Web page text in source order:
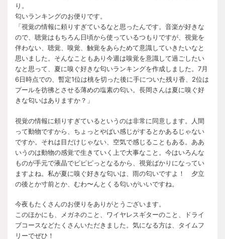
り。
匂いランキングのお便りです。
「視覚の情報に頼りすぎているなと思ったんです。音楽が好きな
ので、聴覚はもちろん日頃から使っているつもりですが、視覚を
伴わない、聴覚、嗅覚、触覚をあらためて意識していきたいなと
思いました。そんなこともあり今週は嗅覚を意識して過ごしたい
なと思って、夏に嗅ぐ好きな匂いランキングを作成しました。7月
6日時点での、暫定1位は桃を切った後に手についた残り香、2位は
プールを彷彿とさせる薄めの塩素の匂い。長岡さんは夏に嗅ぐ好
きな匂いはありますか？」
視覚の情報に頼りすぎているというのは非常に同意します。人間
って動物ですから、ちょっとやばい感じがするとかあるじゃない
ですか。それは目だけじゃない、空気で感じることもある。ああ
いうのは動物の感覚で生きていく上で大事なこと。今はいろんな
ものが手元で液晶でピピピっとなるから、視覚ばかりになってい
ますよね。私が夏に嗅ぐ好きな匂いは、雨の匂いですよ！ 夕立
の後とか寸前とか、むわ〜んとくる匂いがいいですね。
今夜もたくさんのお便りをありがとうございます。
このほかにも、メガネのこと、ワイヤレスギターのこと、ドライ
ブコースなどたくさんいただきました。気になる方は、タイムフ
リーでぜひ！